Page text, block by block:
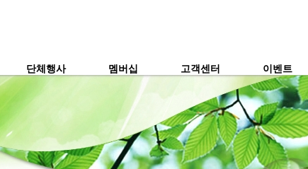
단체행사 멤버십 고객센터 이벤트